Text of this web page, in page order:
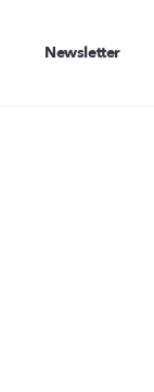
Newsletter